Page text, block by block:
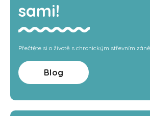
sami!
Přečtěte si o životě s chronickým střevním
Blog